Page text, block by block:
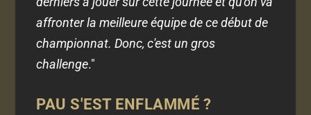
affronter la meilleure équipe de ce début de
championnat. Donc, c'est un gros
challenge."
PAU S'EST ENFLAMMÉ ?